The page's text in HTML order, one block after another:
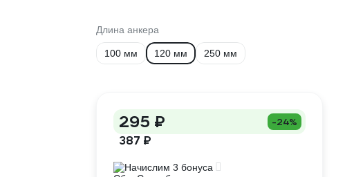
Длина анкера
100 мм 120 мм 250 мм
295 ₽ -24%
387 ₽
Начислим 3 бонуса